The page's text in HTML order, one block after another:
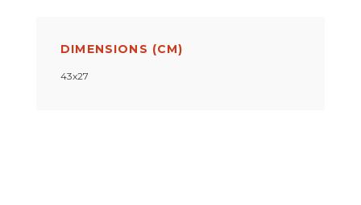
DIMENSIONS (CM)
43x27